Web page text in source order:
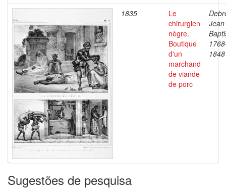
1835
Le
chirurgien
nègre.
Boutique
d'un
marchand
de viande
de porc
Jean
1848
Sugestões de pesquisa